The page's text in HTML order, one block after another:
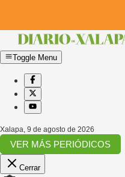
Toggle Menu
Xalapa, 9 de agosto de 2026
VER MÁS PERIÓDICOS
Cerrar